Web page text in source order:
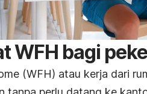
WFH bagi
(WFH) atau kerja dari